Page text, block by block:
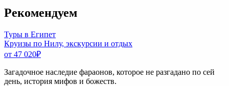
Рекомендуем
Туры в Египет
Круизы по Нилу, экскурсии и отдых
от 47 020₽
Загадочное наследие фараонов, которое не разгадано по сей
день, история мифов и божеств.